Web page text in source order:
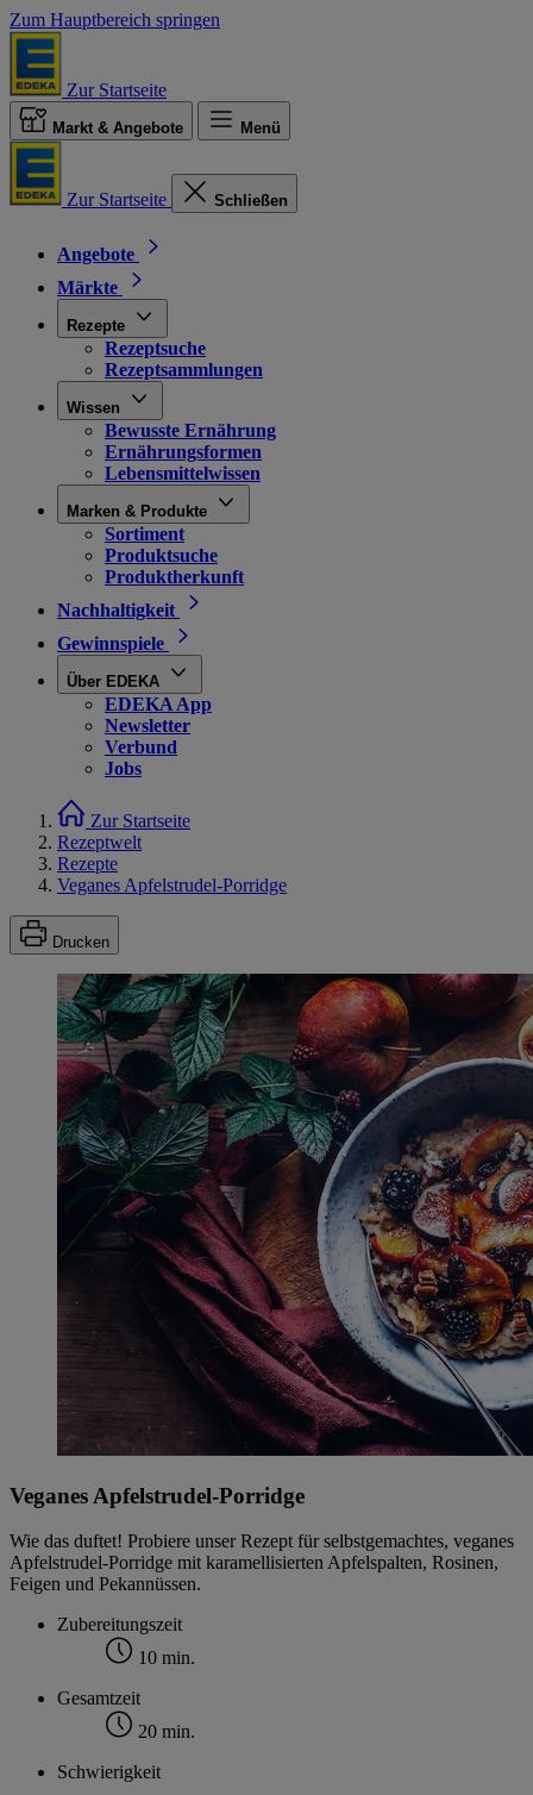
Zum Hauptbereich springen
Zur Startseite
Markt & Angebote Menü
Zur Startseite Schließen
Angebote
Märkte
Rezepte
Rezeptsuche
Rezeptsammlungen
Wissen
Bewusste Ernährung
Ernährungsformen
Lebensmittelwissen
Marken & Produkte
Sortiment
Produktsuche
Produktherkunft
Nachhaltigkeit
Gewinnspiele
Über EDEKA
EDEKA App
Newsletter
Verbund
Jobs
Zur Startseite
Rezeptwelt
Rezepte
Veganes Apfelstrudel-Porridge
Drucken
Veganes Apfelstrudel-Porridge
Wie das duftet! Probiere unser Rezept für selbstgemachtes, veganes
Apfelstrudel-Porridge mit karamellisierten Apfelspalten, Rosinen,
Feigen und Pekannüssen.
Zubereitungszeit
10 min.
Gesamtzeit
20 min.
Schwierigkeit